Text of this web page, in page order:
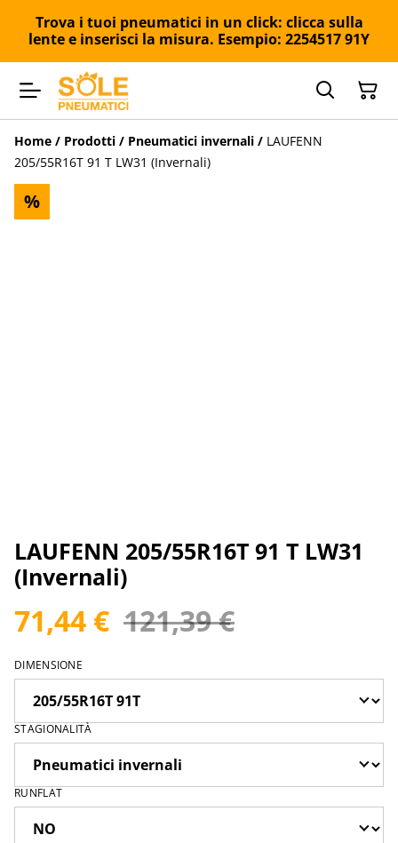
Trova i tuoi pneumatici in un click: clicca sulla
lente e inserisci la misura. Esempio: 2254517 91Y
Home / Prodotti / Pneumatici invernali / LAUFENN
205/55R16T 91 T LW31 (Invernali)
%
LAUFENN 205/55R16T 91 T LW31
(Invernali)
71,44 € 121,39 €
DIMENSIONE
STAGIONALITÀ
RUNFLAT